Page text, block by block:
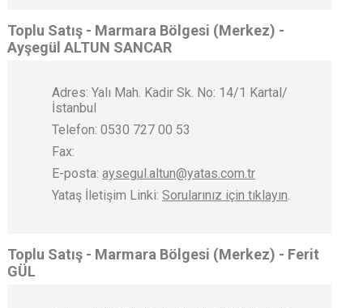
Toplu Satış - Marmara Bölgesi (Merkez) -
Ayşegül ALTUN SANCAR
Adres: Yalı Mah. Kadir Sk. No: 14/1 Kartal/
İstanbul
Telefon: 0530 727 00 53
Fax:
E-posta: aysegul.altun@yatas.com.tr
Yataş İletişim Linki: Sorularınız için tıklayın.
Toplu Satış - Marmara Bölgesi (Merkez) - Ferit
GÜL